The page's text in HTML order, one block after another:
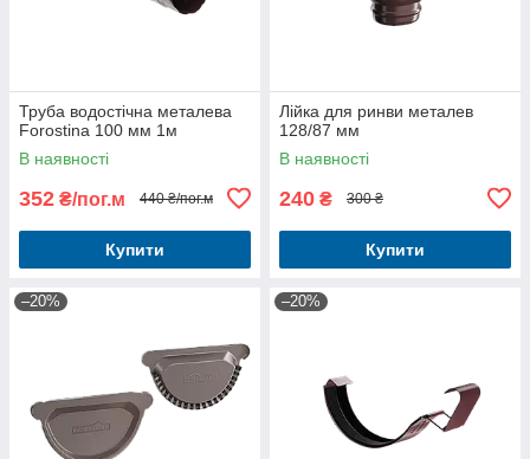
Труба водостічна металева
Forostina 100 мм 1м
В наявності
352 ₴/пог.м 440 ₴/пог.м
Купити
Лійка для ринви металев
128/87 мм
В наявності
240 ₴ 300 ₴
Купити
–20% –20%